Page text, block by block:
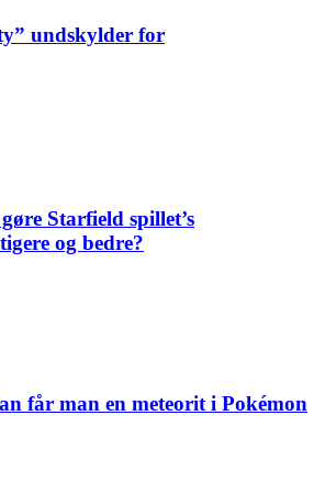
undskylder for
Starfield spillet’s
og bedre?
får man en meteorit i Pokémon